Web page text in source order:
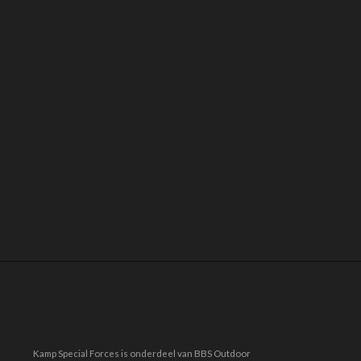
Kamp Special Forces is onderdeel van BBS Outdoor